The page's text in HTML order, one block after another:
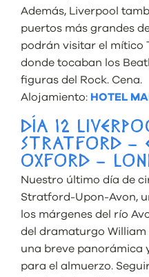
Además, Liverpool
puertos más grandes
podrán visitar el mítico
donde tocaban los
figuras del Rock. Cena.
Alojamiento: HOTEL
DÍA 12
STRATFORD –
OXFORD –
Nuestro último día de
Stratford-Upon-Avon,
los márgenes del río
del dramaturgo William
una breve panorámica
para el almuerzo.